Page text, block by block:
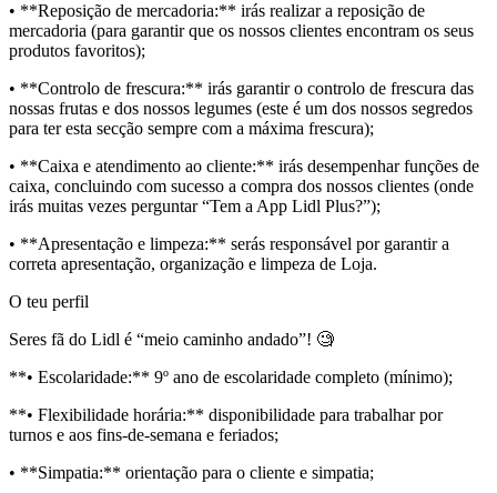
• **Reposição de mercadoria:** irás realizar a reposição de
mercadoria (para garantir que os nossos clientes encontram os seus
produtos favoritos);
• **Controlo de frescura:** irás garantir o controlo de frescura das
nossas frutas e dos nossos legumes (este é um dos nossos segredos
para ter esta secção sempre com a máxima frescura);
• **Caixa e atendimento ao cliente:** irás desempenhar funções de
caixa, concluindo com sucesso a compra dos nossos clientes (onde
irás muitas vezes perguntar “Tem a App Lidl Plus?”);
• **Apresentação e limpeza:** serás responsável por garantir a
correta apresentação, organização e limpeza de Loja.
O teu perfil
Seres fã do Lidl é “meio caminho andado”! 🧐
**• Escolaridade:** 9º ano de escolaridade completo (mínimo);
**• Flexibilidade horária:** disponibilidade para trabalhar por
turnos e aos fins-de-semana e feriados;
• **Simpatia:** orientação para o cliente e simpatia;